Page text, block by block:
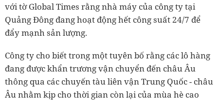
với tờ Global Times rằng nhà máy của công ty tại
Quảng Đông đang hoạt động hết công suất 24/7 để
đẩy mạnh sản lượng.
Công ty cho biết trong một tuyên bố rằng các lô hàng
đang được khẩn trương vận chuyển đến châu Âu
thông qua các chuyến tàu liên vận Trung Quốc - châu
Âu nhằm kịp cho thời gian còn lại của mùa hè cao